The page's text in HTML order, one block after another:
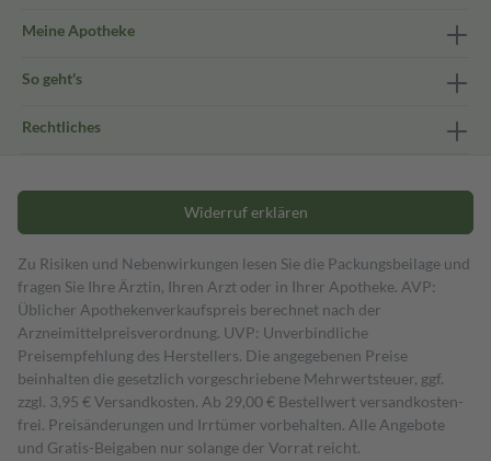
Meine Apotheke
So geht's
Rechtliches
Widerruf erklären
Zu Risiken und Nebenwirkungen lesen Sie die Packungsbeilage und
fragen Sie Ihre Ärztin, Ihren Arzt oder in Ihrer Apotheke. AVP:
Üblicher Apothekenverkaufspreis berechnet nach der
Arzneimittelpreisverordnung. UVP: Unverbindliche
Preisempfehlung des Herstellers. Die angegebenen Preise
beinhalten die gesetzlich vorgeschriebene Mehrwertsteuer, ggf.
zzgl. 3,95 € Versandkosten. Ab 29,00 € Bestell­wert versand­kosten­
frei. Preisänderungen und Irrtümer vorbehalten. Alle Angebote
und Gratis-Beigaben nur solange der Vorrat reicht.